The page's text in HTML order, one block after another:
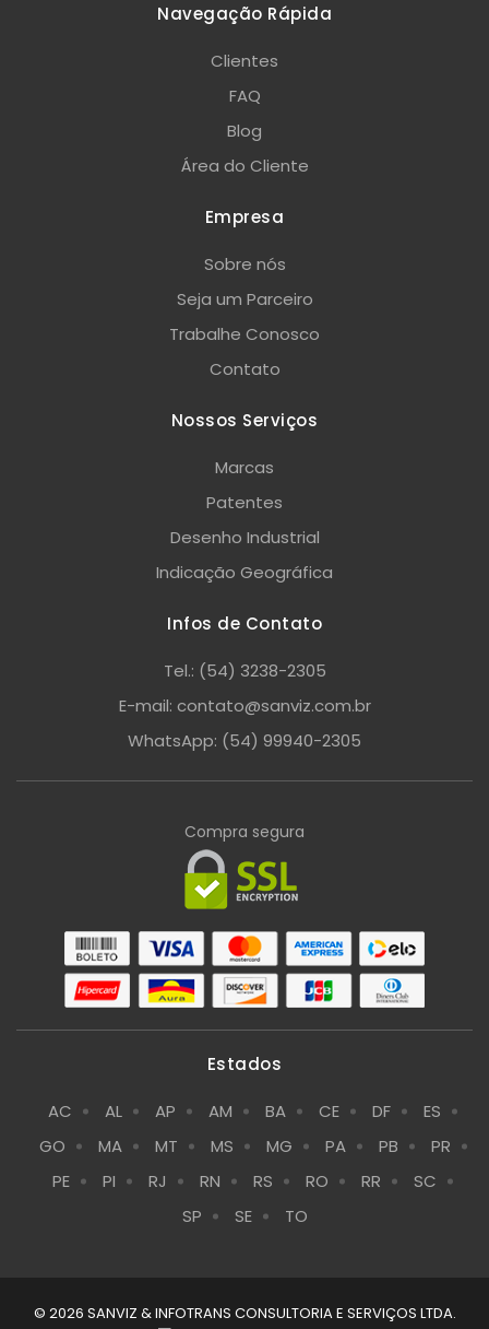
Navegação Rápida
Clientes
FAQ
Blog
Área do Cliente
Empresa
Sobre nós
Seja um Parceiro
Trabalhe Conosco
Contato
Nossos Serviços
Marcas
Patentes
Desenho Industrial
Indicação Geográfica
Infos de Contato
Tel.: (54) 3238-2305
E-mail: contato@sanviz.com.br
WhatsApp: (54) 99940-2305
Compra segura
Estados
AC AL AP AM BA CE DF
ES
GO
MA MT MS MG PA PB
PR
PE
PI RJ RN RS RO RR
SC
SP
SE TO
© 2026 SANVIZ & INFOTRANS CONSULTORIA E SERVIÇOS LTDA.